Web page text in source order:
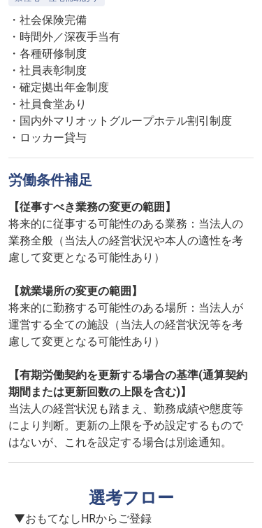
・社会保険完備
・時間外／深夜手当有
・各種研修制度
・社員表彰制度
・確定拠出年金制度
・社員食堂あり
・国内外マリオットグループホテル割引制度
・ロッカー貸与
労働条件補足
【従事すべき業務の変更の範囲】
将来的に従事する可能性のある業務：当法人の
業務全般（当法人の経営状況や本人の適性を考
慮して変更となる可能性あり）
【就業場所の変更の範囲】
将来的に勤務する可能性のある場所：当法人が
運営する全ての施設（当法人の経営状況等を考
慮して変更となる可能性あり）
【有期労働契約を更新する場合の基準(通算契約
期間または更新回数の上限を含む)】
当法人の経営状況も踏まえ、勤務成績や態度等
により判断。更新の上限を予め設定するもので
はないが、これを設定する場合は別途通知。
選考フロー
▼おもてなしHRからご登録